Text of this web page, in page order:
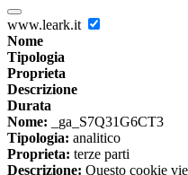
www.leark.it
Nome
Tipologia
Proprieta
Descrizione
Durata
Nome: _ga_S7Q31G6CT3
Tipologia: analitico
Proprieta: terze parti
Descrizione: Questo cookie